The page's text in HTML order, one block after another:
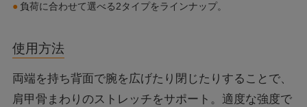
負荷に合わせて選べる2タイプをラインナップ。
使用方法
両端を持ち背面で腕を広げたり閉じたりすることで、
肩甲骨まわりのストレッチをサポート。適度な強度で